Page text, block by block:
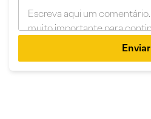
Enviar